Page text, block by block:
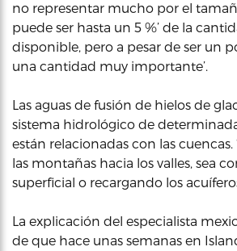
no representar mucho por el
puede ser hasta un 5 %’ de la
disponible, pero a pesar de ser un
una cantidad muy importante’.
Las aguas de fusión de hielos de
sistema hidrológico de
están relacionadas con las cuencas.
las montañas hacia los valles, sea
superficial o recargando los
La explicación del especialista
de que hace unas semanas en